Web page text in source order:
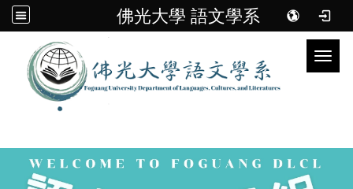
佛光大學 語文學系